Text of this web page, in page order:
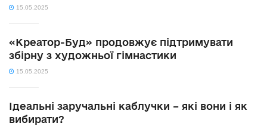
15.05.2025
«Креатор-Буд» продовжує підтримувати
збірну з художньої гімнастики
15.05.2025
Ідеальні заручальні каблучки – які вони і як
вибирати?